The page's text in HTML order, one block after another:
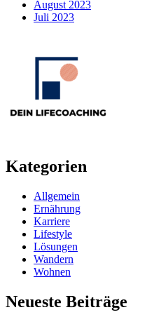
August 2023
Juli 2023
Kategorien
Allgemein
Ernährung
Karriere
Lifestyle
Lösungen
Wandern
Wohnen
Neueste Beiträge